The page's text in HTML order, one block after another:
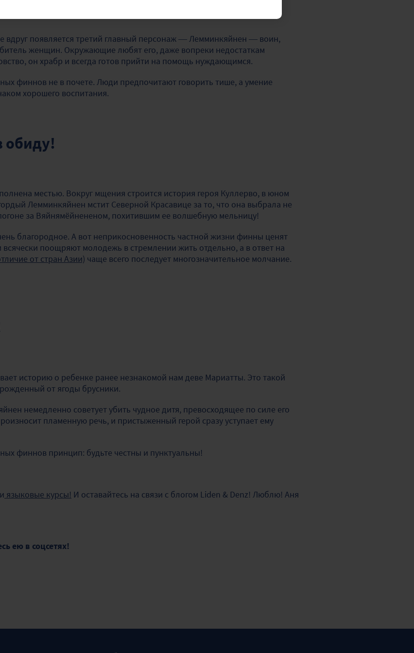
вдруг появляется третий главный персонаж — Лемминкяйнен — воин,
женщин. Окружающие любят его, даже вопреки недостаткам
он храбр и всегда готов прийти на помощь нуждающимся.
финнов не в почете. Люди предпочитают говорить тише, а умение
хорошего воспитания.
обиду!
местью. Вокруг мщения строится история героя Куллерво, в юном
Лемминкяйнен мстит Северной Красавице за то, что она выбрала не
за Вяйнямёйнененом, похитившим ее волшебную мельницу!
благородное. А вот неприкосновенность частной жизни финны ценят
поощряют молодежь в стремлении жить отдельно, а в ответ на
от стран Азии) чаще всего последует многозначительное молчание.
историю о ребенке ранее незнакомой нам деве Мариатты. Это такой
от ягоды брусники.
немедленно советует убить чудное дитя, превосходящее по силе его
пламенную речь, и пристыженный герой сразу уступает ему
финнов принцип: будьте честны и пунктуальны!
языковые курсы! И оставайтесь на связи с блогом Liden & Denz! Люблю! Аня
ею в соцсетях!